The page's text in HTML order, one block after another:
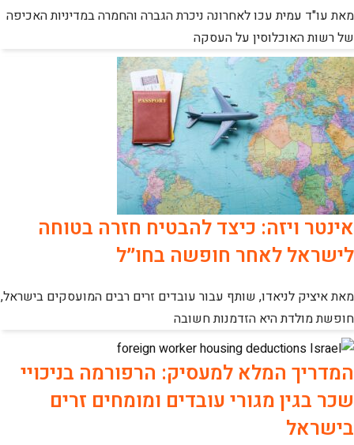
מאת עו"ד עמית עכו לאחרונה ניכרת הגברה והחמרה במדיניות האכיפה
של רשות האוכלוסין על העסקה
אינטר ויזה: כיצד להבטיח חזרה בטוחה
לישראל לאחר חופשה בחו״ל
מאת איציק לניאדו, שותף עבור עובדים זרים רבים המועסקים בישראל,
חופשת מולדת היא הזדמנות חשובה
המדריך המלא למעסיק: הרפורמה בניכויי
שכר בגין מגורי עובדים ומומחים זרים
בישראל